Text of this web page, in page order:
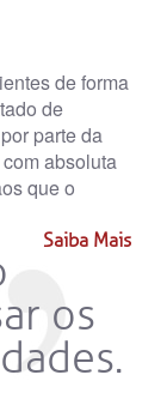
de forma
de
parte da
absoluta
que o
Saiba Mais
os